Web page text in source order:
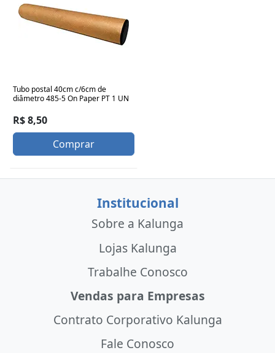
Tubo postal 40cm c/6cm de
diâmetro 485-5 On Paper PT 1 UN
R$ 8,50
Comprar
Institucional
Sobre a Kalunga
Lojas Kalunga
Trabalhe Conosco
Vendas para Empresas
Contrato Corporativo Kalunga
Fale Conosco